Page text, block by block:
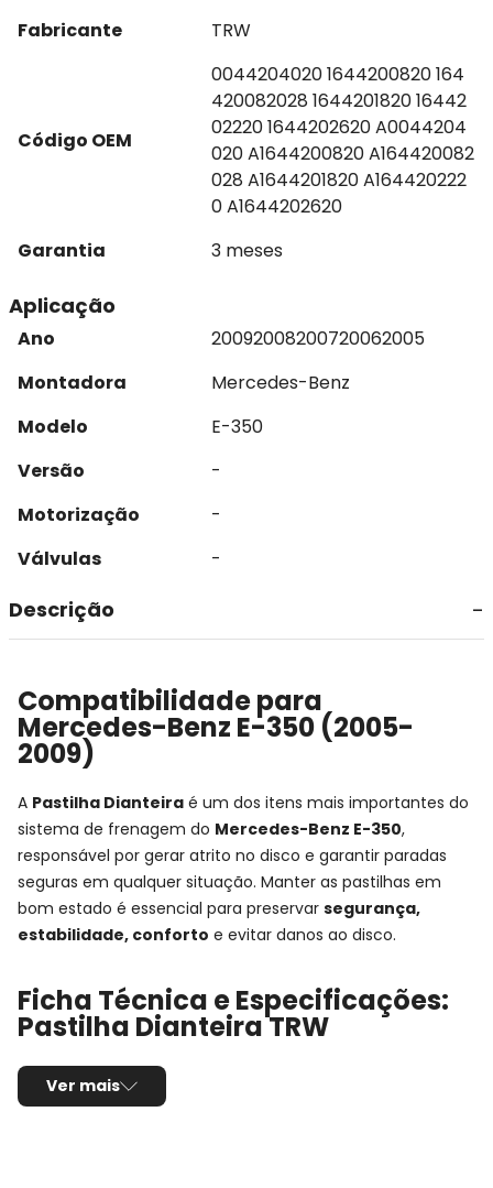
Fabricante
TRW
Código OEM
0044204020 1644200820 164
420082028 1644201820 16442
02220 1644202620 A0044204
020 A1644200820 A164420082
028 A1644201820 A164420222
0 A1644202620
Garantia
3 meses
Aplicação
Ano 20092008200720062005
Montadora
Mercedes-Benz
Modelo
E-350
Versão
-
Motorização
-
Válvulas
-
Descrição
Compatibilidade para
Mercedes-Benz E-350 (2005-
2009)
A Pastilha Dianteira é um dos itens mais importantes do
sistema de frenagem do Mercedes-Benz E-350,
responsável por gerar atrito no disco e garantir paradas
seguras em qualquer situação. Manter as pastilhas em
bom estado é essencial para preservar segurança,
estabilidade, conforto e evitar danos ao disco.
Ficha Técnica e Especificações:
Pastilha Dianteira TRW
Nota de Compatibilidade:
rigorosamente as medidas originais para os anos
Ver mais